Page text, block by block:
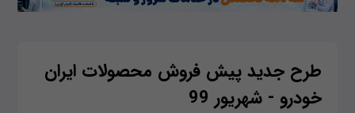
طرح جدید پیش فروش محصولات ایران
خودرو - شهریور 99